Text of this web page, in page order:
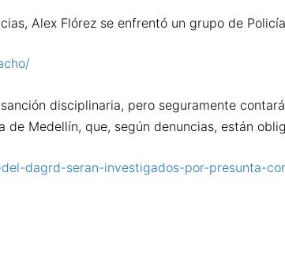
Alex Flórez se enfrentó un grupo de
disciplinaria, pero seguramente
Medellín, que, según denuncias, están
dagrd-seran-investigados-por-presunta-